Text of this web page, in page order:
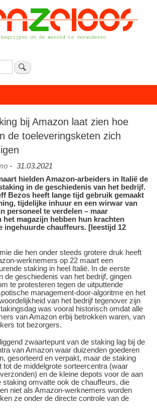
Overslaan
en
naar
de
bij Amazon laat zien hoe
de toeleveringsketen zich
- 31.03.2021
hielden Amazon-arbeiders in Italië de
in de geschiedenis van het bedrijf.
Bezos heeft lange tijd gebruik gemaakt
tijdelijke inhuur en een wirwar van
personeel te verdelen – maar
het magazijn hebben hun krachten
ingehuurde chauffeurs. [leestijd 12
die hen onder steeds grotere druk heeft
werknemers op 22 maart een
staking in heel Italië. In de eerste
de geschiedenis van het bedrijf, gingen
te protesteren tegen de uitputtende
management-door-algoritme en het
van het bedrijf tegenover zijn
was vooral historisch omdat alle
van Amazon erbij betrokken waren, van
tot bezorgers.
zwaartepunt van de staking lag bij de
van Amazon waar duizenden goederen
gesorteerd en verpakt, maar de staking
tot de middelgrote sorteercentra (waar
en de kleine depots voor de aan
staking omvatte ook de chauffeurs, die
niet als Amazon-werknemers worden
ze onder de directe controle van de